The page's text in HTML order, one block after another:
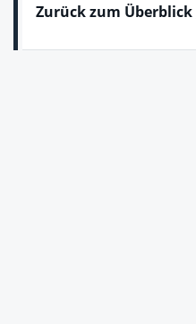
Zurück zum Überblick